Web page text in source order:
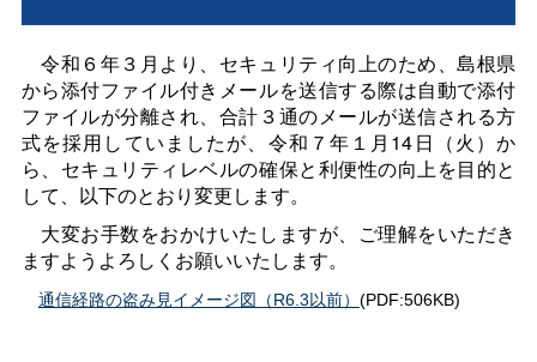
令和６年３月より、セキュリティ向上のため、島根県
から添付ファイル付きメールを送信する際は自動で添付
ファイルが分離され、合計３通のメールが送信される方
式を採用していましたが、令和７年１月14日（火）か
ら、セキュリティレベルの確保と利便性の向上を目的と
して、以下のとおり変更します。
大変お手数をおかけいたしますが、ご理解をいただき
ますようよろしくお願いいたします。
通信経路の盗み見イメージ図（R6.3以前） (PDF:506KB)